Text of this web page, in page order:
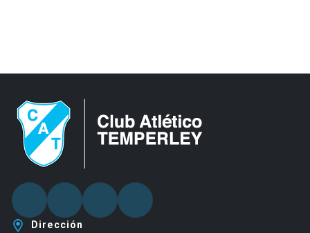
Facebook
Twitter
YoutubeInstagram
Dirección